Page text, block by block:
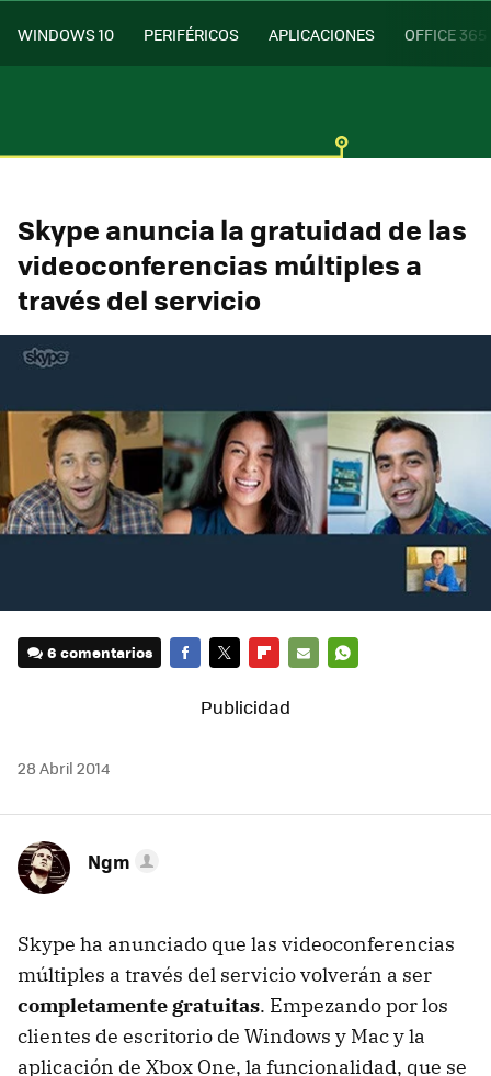
WINDOWS 10 PERIFÉRICOS APLICACIONES OFFICE 365
Skype anuncia la gratuidad de las
videoconferencias múltiples a
través del servicio
6 comentarios
MAIL
28 Abril 2014
Ngm
Skype ha anunciado que las videoconferencias
múltiples a través del servicio volverán a ser
completamente gratuitas. Empezando por los
clientes de escritorio de Windows y Mac y la
aplicación de Xbox One, la funcionalidad, que se